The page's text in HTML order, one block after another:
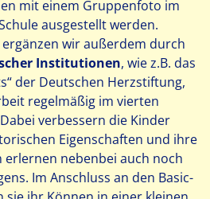
mit einem Gruppenfoto im
ausgestellt werden.
wir außerdem durch
Institutionen, wie z.B. das
der Deutschen Herzstiftung,
regelmäßig im vierten
verbessern die Kinder
Eigenschaften und ihre
erlernen nebenbei auch noch
Im Anschluss an den Basic-